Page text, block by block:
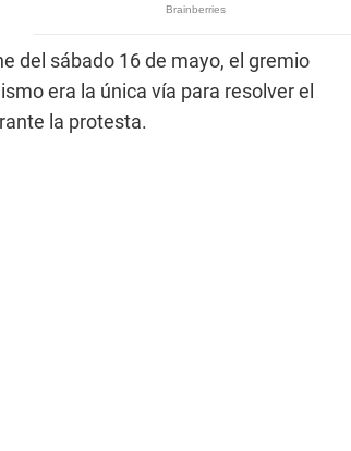
del sábado 16 de mayo, el gremio
era la única vía para resolver el
la protesta.